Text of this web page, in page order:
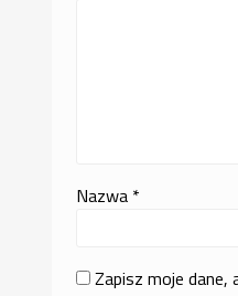
Nazwa *
Zapisz moje dane,